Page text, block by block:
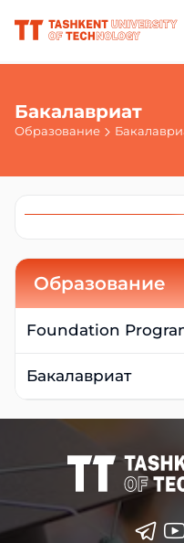
Бакалавриат
Образование
Образование
Foundation
О программе
Итоги 2026
Бакалавриат
Энергетическая
Электротехника
Промышленная